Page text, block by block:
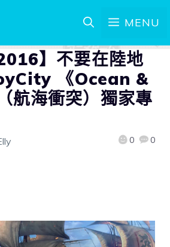
MENU
】不要在陸地
《Ocean &
航海衝突）獨家專
0 0